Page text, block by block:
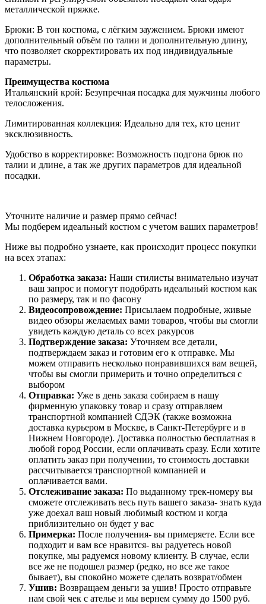
металлической пряжке.
Брюки: В тон костюма, с лёгким заужением. Брюки имеют
дополнительный объём по талии и дополнительную длину,
что позволяет скорректировать их под индивидуальные
параметры.
Преимущества костюма
Итальянский крой: Безупречная посадка для мужчины любого
телосложения.
Лимитированная коллекция: Идеально для тех, кто ценит
эксклюзивность.
Удобство в корректировке: Возможность подгона брюк по
талии и длине, а так же других параметров для идеальной
посадки.
Уточните наличие и размер прямо сейчас!
Мы подберем идеальный костюм с учетом ваших параметров!
Ниже вы подробно узнаете, как происходит процесс покупки
на всех этапах:
Обработка заказа: Наши стилисты внимательно изучат
ваш запрос и помогут подобрать идеальный костюм как
по размеру, так и по фасону
Видеосопровождение: Присылаем подробные, живые
видео обзоры желаемых вами товаров, чтобы вы смогли
увидеть каждую деталь со всех ракурсов
Подтверждение заказа: Уточняем все детали,
подтверждаем заказ и готовим его к отправке. Мы
можем отправить несколько понравившихся вам вещей,
чтобы вы смогли примерить и точно определиться с
выбором
Отправка: Уже в день заказа собираем в нашу
фирменную упаковку товар и сразу отправляем
транспортной компанией СДЭК (также возможна
доставка курьером в Москве, в Санкт-Петербурге и в
Нижнем Новгороде). Доставка полностью бесплатная в
любой город России, если оплачивать сразу. Если хотите
оплатить заказ при получении, то стоимость доставки
рассчитывается транспортной компанией и
оплачивается вами.
Отслеживание заказа: По выданному трек-номеру вы
сможете отслеживать весь путь вашего заказа- знать куда
уже доехал ваш новый любимый костюм и когда
приблизительно он будет у вас
Примерка: После получения- вы примеряете. Если все
подходит и вам все нравится- вы радуетесь новой
покупке, мы радуемся новому клиенту. В случае, если
все же не подошел размер (редко, но все же такое
бывает), вы спокойно можете сделать возврат/обмен
Ушив: Возвращаем деньги за ушив! Просто отправьте
нам свой чек с ателье и мы вернем сумму до 1500 руб.